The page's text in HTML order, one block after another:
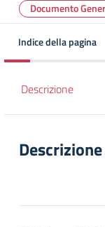
Documento
Indice della pagina
Descrizione
Descrizione